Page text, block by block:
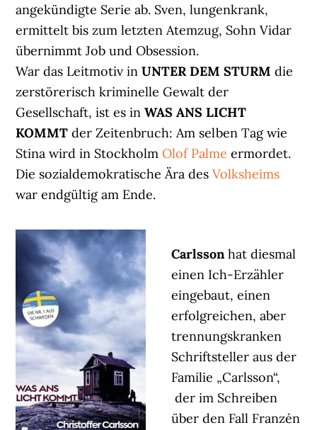
angekündigte Serie ab. Sven, lungenkrank,
ermittelt bis zum letzten Atemzug, Sohn Vidar
übernimmt Job und Obsession.
War das Leitmotiv inUNTER DEM STURMdie
zerstörerisch kriminelle Gewalt der
Gesellschaft, ist es inWAS ANS LICHT
KOMMTder Zeitenbruch: Am selben Tag wie
Stina wird in StockholmOlof Palme ermordet.
Die sozialdemokratische Ära desVolksheims
war endgültig am Ende.
Carlssonhat diesmal
einen Ich-Erzähler
eingebaut, einen
erfolgreichen, aber
trennungskranken
Schriftsteller aus der
Familie „Carlsson“,
der im Schreiben
über den Fall Franzén